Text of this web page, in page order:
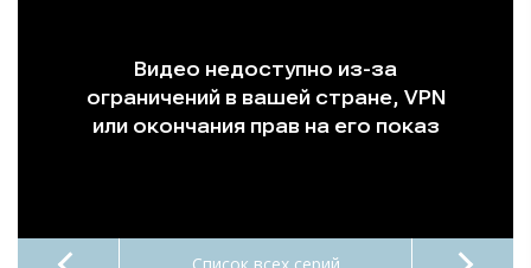
Список всех серий